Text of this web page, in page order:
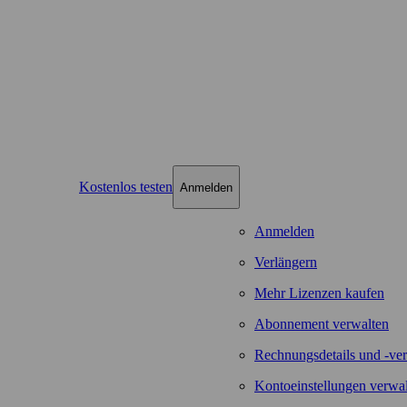
Kostenlos testen Anmelden
Anmelden
Verlängern
Mehr Lizenzen kaufen
Abonnement verwalten
Rechnungsdetails und -
Kontoeinstellungen